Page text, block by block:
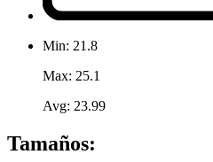
Min: 21.8
Max: 25.1
Avg: 23.99
Tamaños: